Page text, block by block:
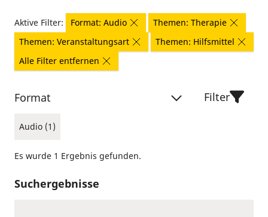
Aktive Filter: Format: Audio
Themen: Therapie
Themen: Veranstaltungsart
Themen: Hilfsmittel
Alle Filter entfernen
Format
Audio (1)
Filter
Es wurde 1 Ergebnis gefunden.
Suchergebnisse